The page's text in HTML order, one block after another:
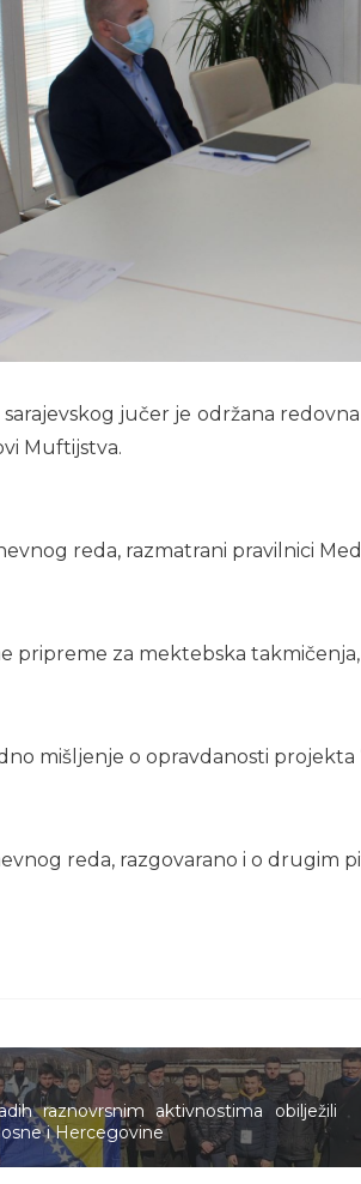
jučer je održana
Muftijstva.
reda, razmatrani pravilnici
pripreme za mektebska
mišljenje o opravdanosti projekta
reda, razgovarano i o drugim
raznovrsnim aktivnostima obilježili
i Hercegovine